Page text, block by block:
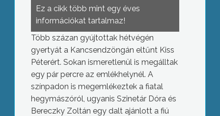
Ez a cikk több mint egy éves
információkat tartalmaz!
Több százan gyújtottak hétvégén
gyertyát a Kancsendzöngán eltűnt Kiss
Péterért. Sokan ismeretlenül is megálltak
egy pár percre az emlékhelynél. A
színpadon is megemlékeztek a fiatal
hegymászóról, ugyanis Szinetár Dóra és
Bereczky Zoltán egy dalt ajánlott a fiú